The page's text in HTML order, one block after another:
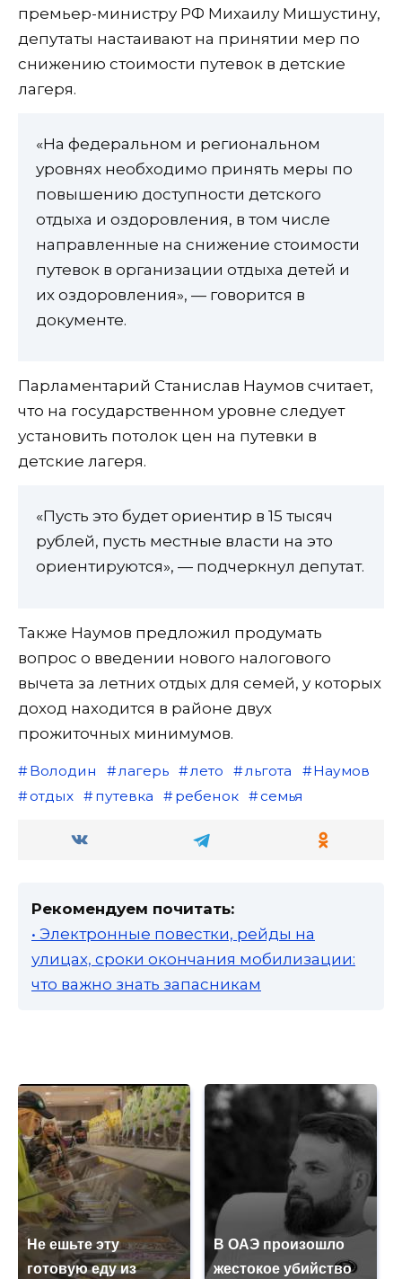
премьер-министру РФ Михаилу Мишустину,
депутаты настаивают на принятии мер по
снижению стоимости путевок в детские
лагеря.
«На федеральном и региональном
уровнях необходимо принять меры по
повышению доступности детского
отдыха и оздоровления, в том числе
направленные на снижение стоимости
путевок в организации отдыха детей и
их оздоровления», — говорится в
документе.
Парламентарий Станислав Наумов считает,
что на государственном уровне следует
установить потолок цен на путевки в
детские лагеря.
«Пусть это будет ориентир в 15 тысяч
рублей, пусть местные власти на это
ориентируются», — подчеркнул депутат.
Также Наумов предложил продумать
вопрос о введении нового налогового
вычета за летних отдых для семей, у которых
доход находится в районе двух
прожиточных минимумов.
Володин лагерь лето льгота
Наумов
отдых
путевка ребенок семья
Рекомендуем почитать:
• Электронные повестки, рейды на
улицах, сроки окончания мобилизации:
что важно знать запасникам
Не ешьте эту
готовую еду из
В ОАЭ произошло
жестокое убийство